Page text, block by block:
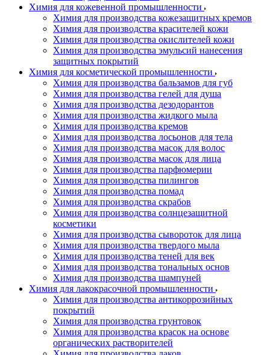
Химия для кожевенной промышленности
Химия для производства кожезащитных кремов
Химия для производства красителей кожи
Химия для производства окислителей кожи
Химия для производства эмульсий нанесения
защитных покрытий
Химия для косметической промышленности
Химия для производства бальзамов для губ
Химия для производства гелей для душа
Химия для производства дезодорантов
Химия для производства жидкого мыла
Химия для производства кремов
Химия для производства лосьонов для тела
Химия для производства масок для волос
Химия для производства масок для лица
Химия для производства парфюмерии
Химия для производства пилингов
Химия для производства помад
Химия для производства скрабов
Химия для производства солнцезащитной
косметики
Химия для производства сывороток для лица
Химия для производства твердого мыла
Химия для производства теней для век
Химия для производства тональных основ
Химия для производства шампуней
Химия для лакокрасочной промышленности
Химия для производства антикоррозийных
покрытий
Химия для производства грунтовок
Химия для производства красок на основе
органических растворителей